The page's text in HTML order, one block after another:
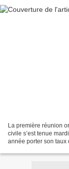
La première réunion
civile s’est tenue
année porter son taux